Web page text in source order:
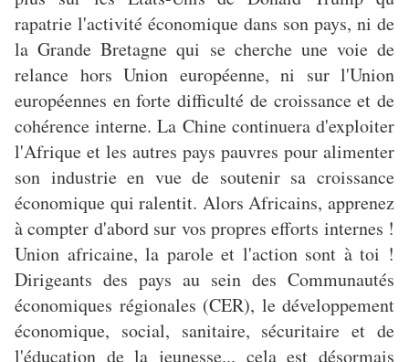
rapatrie l'activité économique dans son pays, ni de
la Grande Bretagne qui se cherche une voie de
relance hors Union européenne, ni sur l'Union
européennes en forte difficulté de croissance et de
cohérence interne. La Chine continuera d'exploiter
l'Afrique et les autres pays pauvres pour alimenter
son industrie en vue de soutenir sa croissance
économique qui ralentit. Alors Africains, apprenez
à compter d'abord sur vos propres efforts internes !
Union africaine, la parole et l'action sont à toi !
Dirigeants des pays au sein des Communautés
économiques régionales (CER), le développement
économique, social, sanitaire, sécuritaire et de
l'éducation de la jeunesse... cela est désormais